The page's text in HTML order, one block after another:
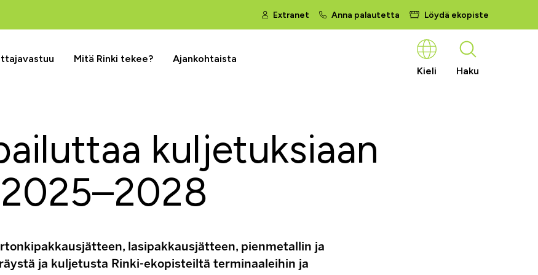
Extranet Anna palautetta Löydä ekopiste
Mitä Rinki tekee?
Ajankohtaista
Kieli
Haku
kuljetuksiaan
lasipakkausjätteen, pienmetallin ja
ja kuljetusta Rinki-ekopisteiltä terminaaleihin ja